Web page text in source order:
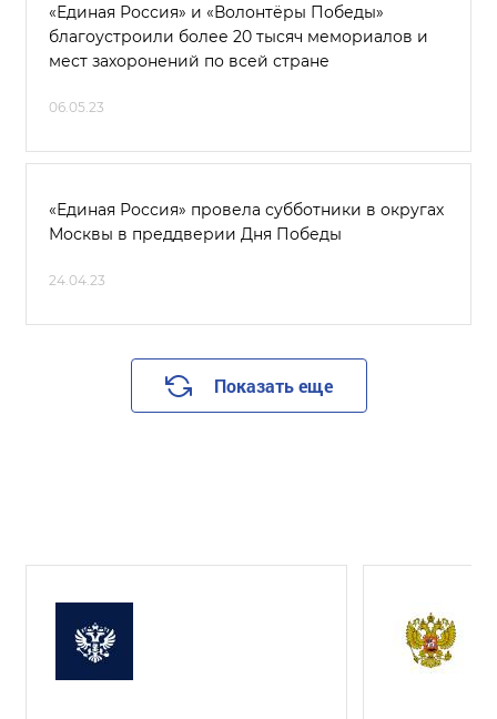
«Единая Россия» и «Волонтёры Победы»
благоустроили более 20 тысяч мемориалов и
мест захоронений по всей стране
06.05.23
«Единая Россия» провела субботники в округах
Москвы в преддверии Дня Победы
24.04.23
Показать еще